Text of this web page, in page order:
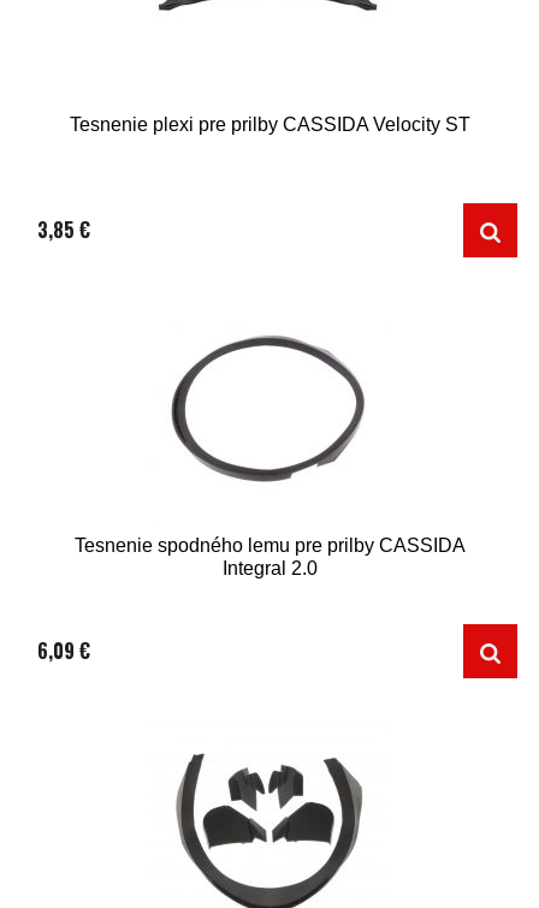
Tesnenie plexi pre prilby CASSIDA Velocity ST
3,85 €
Tesnenie spodného lemu pre prilby CASSIDA
Integral 2.0
6,09 €